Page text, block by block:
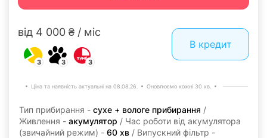
від 4 000 ₴ / міс
3 3 3
В кредит
Ціна та наявність актуальні на 08.08.26. Оновлюємо кожні 30 хв.
Тип прибирання - сухе + вологе прибирання /
Живлення - акумулятор / Час роботи від акумулятора
(звичайний режим) - 60 хв / Випускний фільтр -